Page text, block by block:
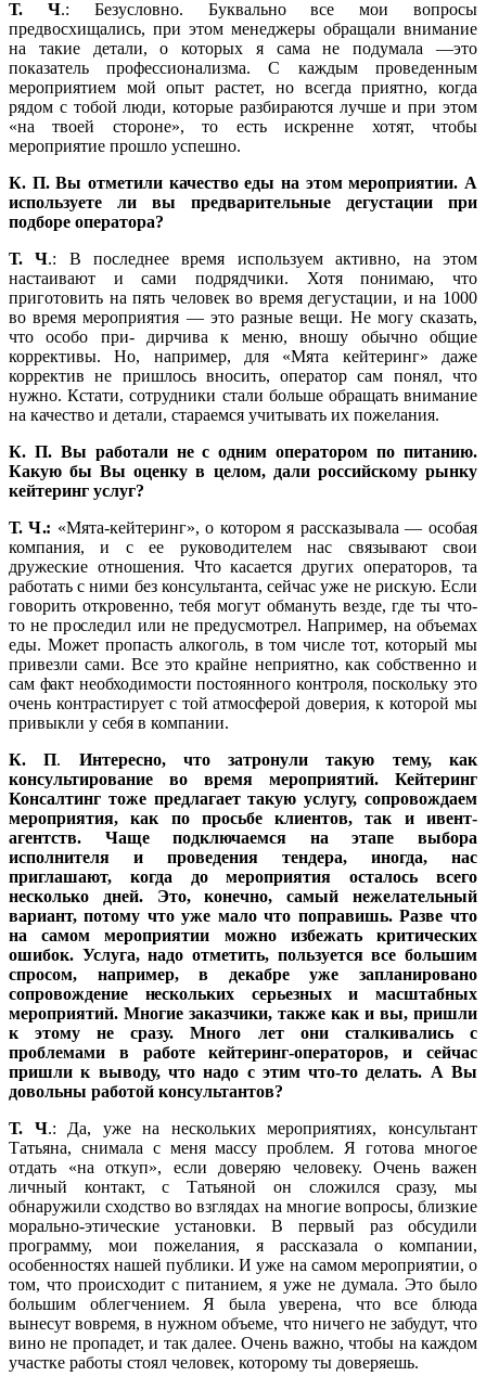
Т. Ч.: Безусловно. Буквально все мои вопросы
предвосхищались, при этом менеджеры обращали внимание
на такие детали, о которых я сама не подумала —это
показатель профессионализма. С каждым проведенным
мероприятием мой опыт растет, но всегда приятно, когда
рядом с тобой люди, которые разбираются лучше и при этом
«на твоей стороне», то есть искренне хотят, чтобы
мероприятие прошло успешно.
К. П. Вы отметили качество еды на этом мероприятии. А
используете ли вы предварительные дегустации при
подборе оператора?
Т. Ч.: В последнее время используем активно, на этом
настаивают и сами подрядчики. Хотя понимаю, что
приготовить на пять человек во время дегустации, и на 1000
во время мероприятия — это разные вещи. Не могу сказать,
что особо при- дирчива к меню, вношу обычно общие
коррективы. Но, например, для «Мята кейтеринг» даже
корректив не пришлось вносить, оператор сам понял, что
нужно. Кстати, сотрудники стали больше обращать внимание
на качество и детали, стараемся учитывать их пожелания.
К. П. Вы работали не с одним оператором по питанию.
Какую бы Вы оценку в целом, дали российскому рынку
кейтеринг услуг?
Т. Ч.: «Мята-кейтеринг», о котором я рассказывала — особая
компания, и с ее руководителем нас связывают свои
дружеские отношения. Что касается других операторов, та
работать с ними без консультанта, сейчас уже не рискую. Если
говорить откровенно, тебя могут обмануть везде, где ты что-
то не проследил или не предусмотрел. Например, на объемах
еды. Может пропасть алкоголь, в том числе тот, который мы
привезли сами. Все это крайне неприятно, как собственно и
сам факт необходимости постоянного контроля, поскольку это
очень контрастирует с той атмосферой доверия, к которой мы
привыкли у себя в компании.
К. П. Интересно, что затронули такую тему, как
консультирование во время мероприятий. Кейтеринг
Консалтинг тоже предлагает такую услугу, сопровождаем
мероприятия, как по просьбе клиентов, так и ивент-
агентств. Чаще подключаемся на этапе выбора
исполнителя и проведения тендера, иногда, нас
приглашают, когда до мероприятия осталось всего
несколько дней. Это, конечно, самый нежелательный
вариант, потому что уже мало что поправишь. Разве что
на самом мероприятии можно избежать критических
ошибок. Услуга, надо отметить, пользуется все большим
спросом, например, в декабре уже запланировано
сопровождение нескольких серьезных и масштабных
мероприятий. Многие заказчики, также как и вы, пришли
к этому не сразу. Много лет они сталкивались с
проблемами в работе кейтеринг-операторов, и сейчас
пришли к выводу, что надо с этим что-то делать. А Вы
довольны работой консультантов?
Т. Ч.: Да, уже на нескольких мероприятиях, консультант
Татьяна, снимала с меня массу проблем. Я готова многое
отдать «на откуп», если доверяю человеку. Очень важен
личный контакт, с Татьяной он сложился сразу, мы
обнаружили сходство во взглядах на многие вопросы, близкие
морально-этические установки. В первый раз обсудили
программу, мои пожелания, я рассказала о компании,
особенностях нашей публики. И уже на самом мероприятии, о
том, что происходит с питанием, я уже не думала. Это было
большим облегчением. Я была уверена, что все блюда
вынесут вовремя, в нужном объеме, что ничего не забудут, что
вино не пропадет, и так далее. Очень важно, чтобы на каждом
участке работы стоял человек, которому ты доверяешь.